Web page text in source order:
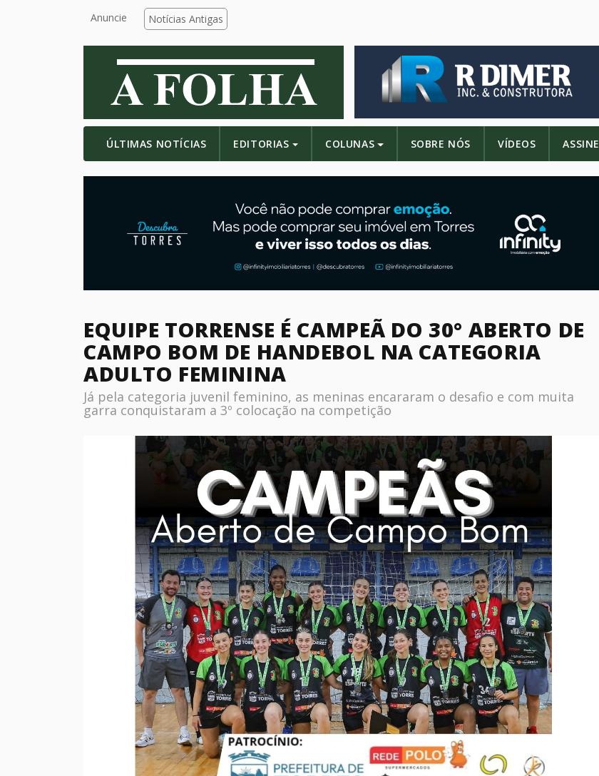
Anuncie Notícias Antigas
ÚLTIMAS NOTÍCIAS EDITORIAS COLUNAS SOBRE NÓS VÍDEOS ASSINE
EQUIPE TORRENSE É CAMPEÃ DO 30° ABERTO DE
CAMPO BOM DE HANDEBOL NA CATEGORIA
ADULTO FEMININA
Já pela categoria juvenil feminino, as meninas encararam o desafio e com muita
garra conquistaram a 3º colocação na competição